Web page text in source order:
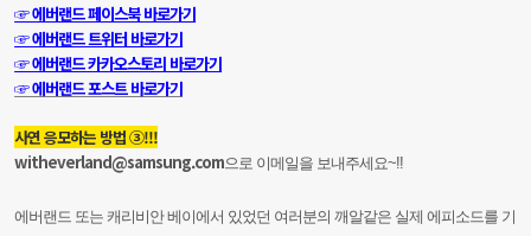
☞ 에버랜드 페이스북 바로가기
☞ 에버랜드 트위터 바로가기
☞ 에버랜드 카카오스토리 바로가기
☞ 에버랜드 포스트 바로가기
사연 응모하는 방법 ③!!!
witheverland@samsung.com으로 이메일을 보내주세요~!!
에버랜드 또는 캐리비안 베이에서 있었던 여러분의 깨알같은 실제 에피소드를 기